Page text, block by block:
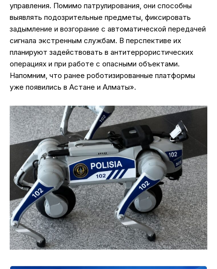
управления. Помимо патрулирования, они способны
выявлять подозрительные предметы, фиксировать
задымление и возгорание с автоматической передачей
сигнала экстренным службам. В перспективе их
планируют задействовать в антитеррористических
операциях и при работе с опасными объектами.
Напомним, что ранее роботизированные платформы
уже появились в Астане и Алматы».